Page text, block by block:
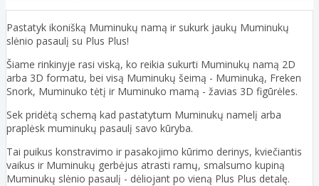
Pastatyk ikonišką Muminukų namą ir sukurk jaukų Muminukų
slėnio pasaulį su Plus Plus!
Šiame rinkinyje rasi viską, ko reikia sukurti Muminukų namą 2D
arba 3D formatu, bei visą Muminukų šeimą - Muminuką, Freken
Snork, Muminuko tėtį ir Muminuko mamą - žavias 3D figūrėles.
Sek pridėtą schemą kad pastatytum Muminukų namelį arba
praplėsk muminukų pasaulį savo kūryba.
Tai puikus konstravimo ir pasakojimo kūrimo derinys, kviečiantis
vaikus ir Muminukų gerbėjus atrasti ramų, smalsumo kupiną
Muminukų slėnio pasaulį - dėliojant po vieną Plus Plus detalę.